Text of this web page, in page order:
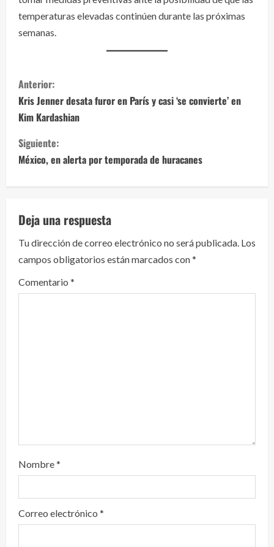
temperaturas elevadas continúen durante las próximas
semanas.
S
i
g
u
e
l
e
y
e
Anterior:
Kris Jenner desata furor en París y casi ‘se convierte’ en
Kim Kardashian
Siguiente:
México, en alerta por temporada de huracanes
Deja una respuesta
Tu dirección de correo electrónico no será publicada. Los
campos obligatorios están marcados con*
Comentario *
Nombre*
Correo electrónico *